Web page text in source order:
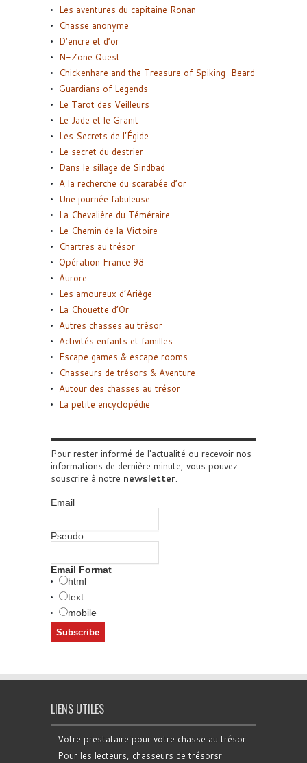
Les aventures du capitaine Ronan
Chasse anonyme
D’encre et d’or
N-Zone Quest
Chickenhare and the Treasure of Spiking-Beard
Guardians of Legends
Le Tarot des Veilleurs
Le Jade et le Granit
Les Secrets de l’Égide
Le secret du destrier
Dans le sillage de Sindbad
A la recherche du scarabée d’or
Une journée fabuleuse
La Chevalière du Téméraire
Le Chemin de la Victoire
Chartres au trésor
Opération France 98
Aurore
Les amoureux d’Ariège
La Chouette d’Or
Autres chasses au trésor
Activités enfants et familles
Escape games & escape rooms
Chasseurs de trésors & Aventure
Autour des chasses au trésor
La petite encyclopédie
Pour rester informé de l'actualité ou recevoir nos
informations de dernière minute, vous pouvez
souscrire à notre newsletter.
Email
Pseudo
Email Format
html
text
mobile
LIENS UTILES
Votre prestataire pour votre chasse au trésor
Pour les lecteurs, chasseurs de trésorsr